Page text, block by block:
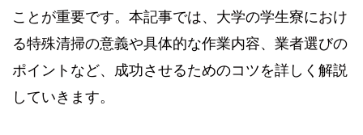
ことが重要です。本記事では、大学の学生寮におけ
る特殊清掃の意義や具体的な作業内容、業者選びの
ポイントなど、成功させるためのコツを詳しく解説
していきます。